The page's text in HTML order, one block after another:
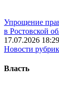
Упрощение
в Ростовской
17.07.2026 18:29
Новости
Власть